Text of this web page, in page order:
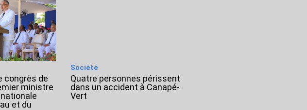
congrès de
ministre
et du
Société
Quatre personnes périssent
dans un accident à Canapé-
Vert